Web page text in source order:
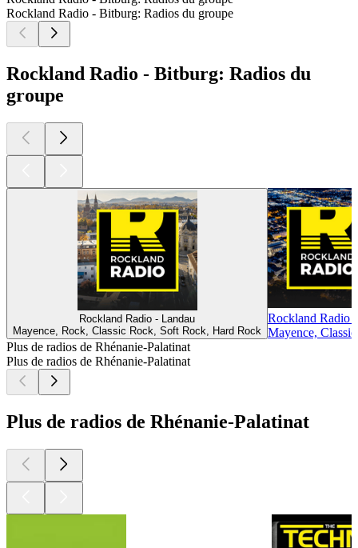
Rockland Radio - Bitburg: Radios du groupe
Rockland Radio - Bitburg: Radios du
groupe
Rockland Radio - Landau
Mayence, Rock, Classic Rock, Soft Rock, Hard Rock
Rockland Radio
Mayence,
Plus de radios de Rhénanie-Palatinat
Plus de radios de Rhénanie-Palatinat
Plus de radios de Rhénanie-Palatinat